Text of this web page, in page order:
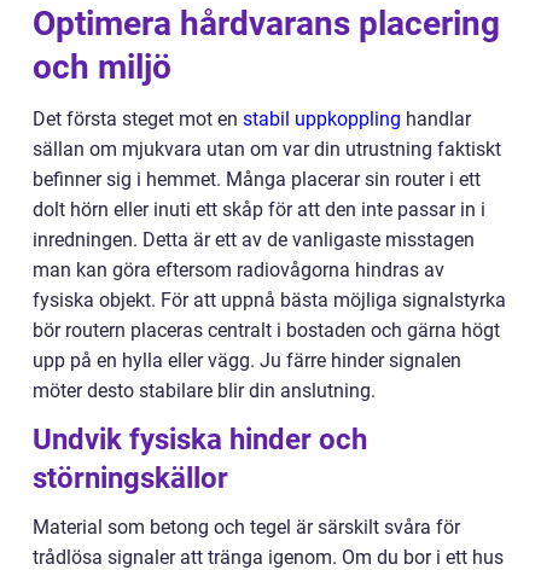
Optimera hårdvarans placering
och miljö
Det första steget mot en stabil uppkoppling handlar
sällan om mjukvara utan om var din utrustning faktiskt
befinner sig i hemmet. Många placerar sin router i ett
dolt hörn eller inuti ett skåp för att den inte passar in i
inredningen. Detta är ett av de vanligaste misstagen
man kan göra eftersom radiovågorna hindras av
fysiska objekt. För att uppnå bästa möjliga signalstyrka
bör routern placeras centralt i bostaden och gärna högt
upp på en hylla eller vägg. Ju färre hinder signalen
möter desto stabilare blir din anslutning.
Undvik fysiska hinder och
störningskällor
Material som betong och tegel är särskilt svåra för
trådlösa signaler att tränga igenom. Om du bor i ett hus